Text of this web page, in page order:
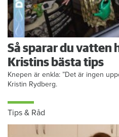
Så sparar du vatten
Kristins bästa tips
Knepen är enkla: ”Det är ingen
Kristin Rydberg.
Tips & Råd